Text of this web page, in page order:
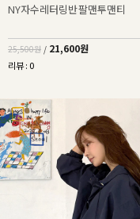
NY자수레터링반팔맨투맨티
25,500원 / 21,600원
리뷰 : 0